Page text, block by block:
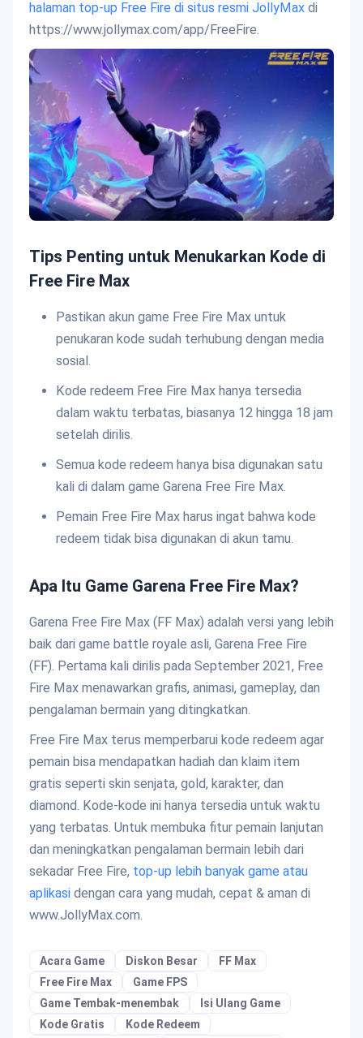
halaman top-up Free Fire di situs resmi JollyMax di
https://www.jollymax.com/app/FreeFire.
Tips Penting untuk Menukarkan Kode di
Free Fire Max
Pastikan akun game Free Fire Max untuk
penukaran kode sudah terhubung dengan media
sosial.
Kode redeem Free Fire Max hanya tersedia
dalam waktu terbatas, biasanya 12 hingga 18 jam
setelah dirilis.
Semua kode redeem hanya bisa digunakan satu
kali di dalam game Garena Free Fire Max.
Pemain Free Fire Max harus ingat bahwa kode
redeem tidak bisa digunakan di akun tamu.
Apa Itu Game Garena Free Fire Max?
Garena Free Fire Max (FF Max) adalah versi yang lebih
baik dari game battle royale asli, Garena Free Fire
(FF). Pertama kali dirilis pada September 2021, Free
Fire Max menawarkan grafis, animasi, gameplay, dan
pengalaman bermain yang ditingkatkan.
Free Fire Max terus memperbarui kode redeem agar
pemain bisa mendapatkan hadiah dan klaim item
gratis seperti skin senjata, gold, karakter, dan
diamond. Kode-kode ini hanya tersedia untuk waktu
yang terbatas. Untuk membuka fitur pemain lanjutan
dan meningkatkan pengalaman bermain lebih dari
sekadar Free Fire, top-up lebih banyak game atau
aplikasi dengan cara yang mudah, cepat & aman di
www.JollyMax.com.
Acara Game Diskon Besar
FF Max
Free Fire Max
Game FPS
Game Tembak-menembak
Isi Ulang Game
Kode Gratis
Kode Redeem